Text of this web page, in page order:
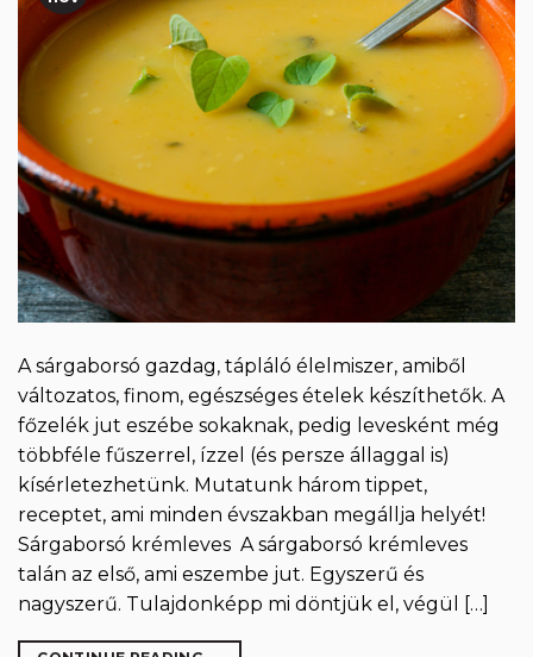
A sárgaborsó gazdag, tápláló élelmiszer, amiből
változatos, finom, egészséges ételek készíthetők. A
főzelék jut eszébe sokaknak, pedig levesként még
többféle fűszerrel, ízzel (és persze állaggal is)
kísérletezhetünk. Mutatunk három tippet,
receptet, ami minden évszakban megállja helyét!
Sárgaborsó krémleves A sárgaborsó krémleves
talán az első, ami eszembe jut. Egyszerű és
nagyszerű. Tulajdonképp mi döntjük el, végül […]